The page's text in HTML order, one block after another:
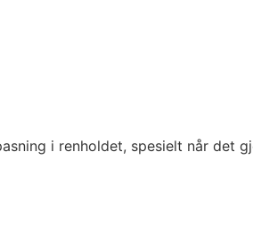
i renholdet, spesielt når det